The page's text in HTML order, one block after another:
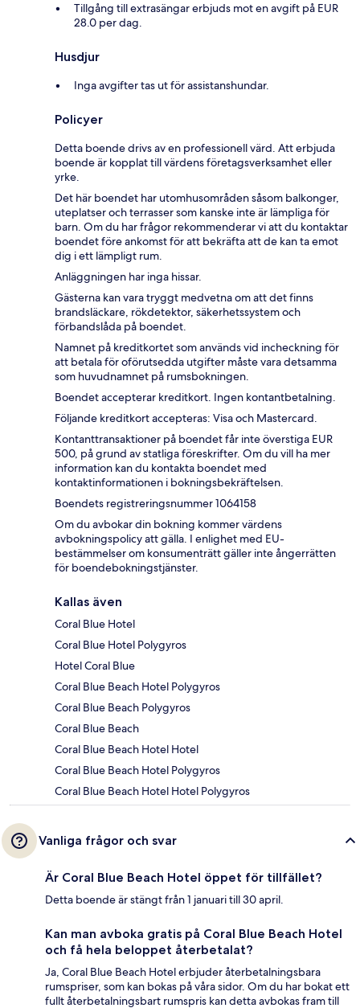
Tillgång till extrasängar erbjuds mot en avgift på EUR
28.0 per dag.
Husdjur
Inga avgifter tas ut för assistanshundar.
Policyer
Detta boende drivs av en professionell värd. Att erbjuda
boende är kopplat till värdens företagsverksamhet eller
yrke.
Det här boendet har utomhusområden såsom balkonger,
uteplatser och terrasser som kanske inte är lämpliga för
barn. Om du har frågor rekommenderar vi att du kontaktar
boendet före ankomst för att bekräfta att de kan ta emot
dig i ett lämpligt rum.
Anläggningen har inga hissar.
Gästerna kan vara tryggt medvetna om att det finns
brandsläckare, rökdetektor, säkerhetssystem och
förbandslåda på boendet.
Namnet på kreditkortet som används vid incheckning för
att betala för oförutsedda utgifter måste vara detsamma
som huvudnamnet på rumsbokningen.
Boendet accepterar kreditkort. Ingen kontantbetalning.
Följande kreditkort accepteras: Visa och Mastercard.
Kontanttransaktioner på boendet får inte överstiga EUR
500, på grund av statliga föreskrifter. Om du vill ha mer
information kan du kontakta boendet med
kontaktinformationen i bokningsbekräftelsen.
Boendets registreringsnummer 1064158
Om du avbokar din bokning kommer värdens
avbokningspolicy att gälla. I enlighet med EU-
bestämmelser om konsumenträtt gäller inte ångerrätten
för boendebokningstjänster.
Kallas även
Coral Blue Hotel
Coral Blue Hotel Polygyros
Hotel Coral Blue
Coral Blue Beach Hotel Polygyros
Coral Blue Beach Polygyros
Coral Blue Beach
Coral Blue Beach Hotel Hotel
Coral Blue Beach Hotel Polygyros
Coral Blue Beach Hotel Hotel Polygyros
Vanliga frågor och svar
Är Coral Blue Beach Hotel öppet för tillfället?
Detta boende är stängt från 1 januari till 30 april.
Kan man avboka gratis på Coral Blue Beach Hotel
och få hela beloppet återbetalat?
Ja, Coral Blue Beach Hotel erbjuder återbetalningsbara
rumspriser, som kan bokas på våra sidor. Om du har bokat ett
fullt återbetalningsbart rumspris kan detta avbokas fram till